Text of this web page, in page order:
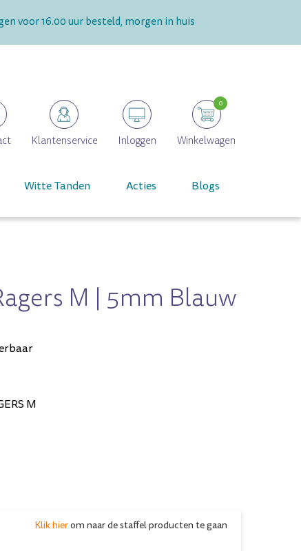
voor 16.00 uur besteld, morgen in huis
Klantenservice Inloggen Winkelwagen
0
Witte Tanden Acties Blogs
M | 5mm Blauw
M
Klik hierom naar de staffel producten te gaan